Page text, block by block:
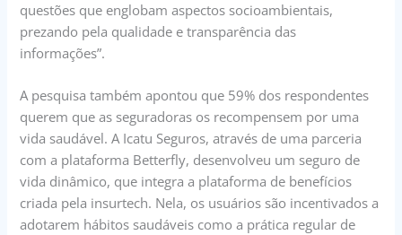
questões que englobam aspectos socioambientais,
prezando pela qualidade e transparência das
informações”.
A pesquisa também apontou que 59% dos respondentes
querem que as seguradoras os recompensem por uma
vida saudável. A Icatu Seguros, através de uma parceria
com a plataforma Betterfly, desenvolveu um seguro de
vida dinâmico, que integra a plataforma de benefícios
criada pela insurtech. Nela, os usuários são incentivados a
adotarem hábitos saudáveis como a prática regular de